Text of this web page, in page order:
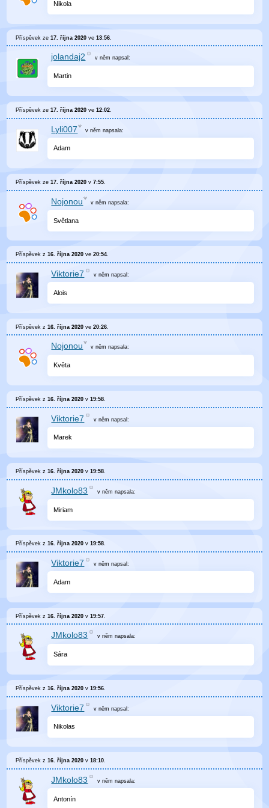
Nikola
Příspěvek ze17. října 2020 ve13:56
jolandaj2 v němnapsal:
Martin
Příspěvek ze17. října 2020 ve12:02
Lyli007 v něm napsala:
Adam
Příspěvek ze17. října 2020 v7:55.
Nojonou v něm napsala:
Světlana
Příspěvek z16. října 2020 ve20:54.
Viktorie7 v němnapsal:
Alois
Příspěvek z16. října 2020 ve20:26
Nojonou v něm napsala:
Květa
Příspěvek z16. října 2020 v19:58
Viktorie7 v němnapsal:
Marek
Příspěvek z16. října 2020 v19:58.
JMkolo83 v němnapsala:
Miriam
Příspěvek z16. října 2020 v19:58.
Viktorie7 v němnapsal:
Adam
Příspěvek z16. října 2020 v19:57
JMkolo83 v němnapsala:
Sára
Příspěvek z16. října 2020 v19:56
Viktorie7 v němnapsal:
Nikolas
Příspěvek z16. října 2020 v18:10.
JMkolo83 v němnapsala:
Antonín